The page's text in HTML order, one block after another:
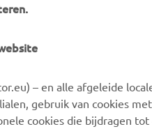
systemen
– en alle afgeleide
gebruik van cookies
cookies die bijdragen